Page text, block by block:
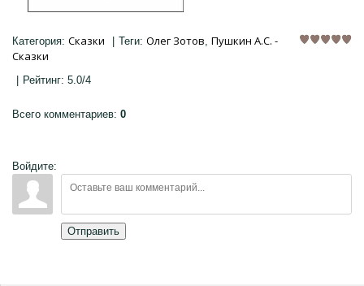
Категория: Сказки Теги: Олег Зотов, Пушкин А.С. -
Сказки
Рейтинг: 5.0/4
Всего комментариев: 0
Войдите:
Отправить